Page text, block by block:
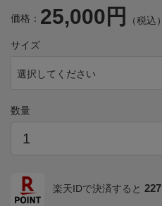
価格： 25,000円 （税込）
サイズ
選択してください
数量
楽天IDで決済すると 227